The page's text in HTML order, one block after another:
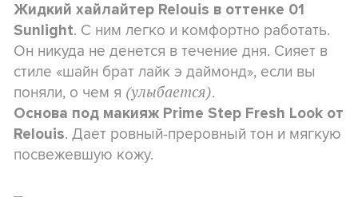
Жидкий хайлайтер Relouis в оттенке 01
Sunlight. С ним легко и комфортно работать.
Он никуда не денется в течение дня. Сияет в
стиле «шайн брат лайк э даймонд», если вы
поняли, о чем я (улыбается).
Основа под макияж Prime Step Fresh Look от
Relouis. Дает ровный-преровный тон и мягкую
посвежевшую кожу.